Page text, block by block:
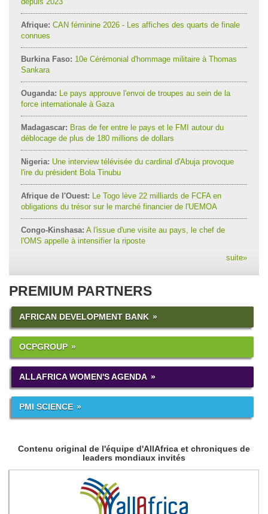
Afrique: CAN féminine 2026 - Les affiches des quarts de finale
connues
Burkina Faso: 10e Cérémonial d'hommage militaire à Thomas
Sankara
Ouganda: Le pays approuve l'envoi de troupes au sein de la
force internationale à Gaza
Madagascar: Bras de fer entre le pays et le FMI autour du
déblocage de plus de 180 millions de dollars
Nigeria: Une interview télévisée du cardinal d'Abuja provoque
l'ire du président Bola Tinubu
Afrique de l'Ouest: Le Togo lève 22 milliards de FCFA en
obligations du trésor sur le marché financier de l'UEMOA
Congo-Kinshasa: A l'issue d'une visite au pays, le chef de
l'OMS appelle à intensifier la riposte
suite»
PREMIUM PARTNERS
AFRICAN DEVELOPMENT BANK
OCPGROUP
ALLAFRICA WOMEN'S AGENDA
PMI SCIENCE
Contenu original de l'équipe d'AllAfrica et chroniques de
leaders mondiaux invités